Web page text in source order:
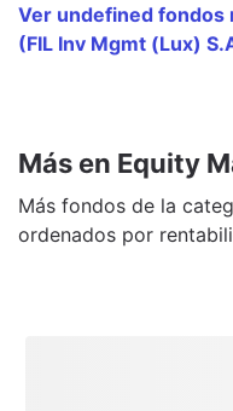
Ver undefined fondos
(FIL Inv Mgmt (Lux)
Más en Equity
Más fondos de la
ordenados por